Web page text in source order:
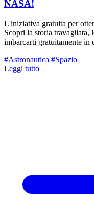
NASA!
L'iniziativa gratuita per
Scopri la storia travagliata,
imbarcarti gratuitamente in
#Astronautica #Spazio
Leggi tutto